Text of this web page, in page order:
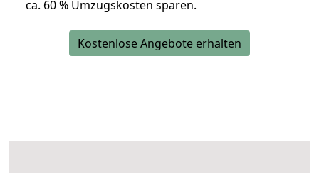
ca. 60 % Umzugskosten sparen.
Kostenlose Angebote erhalten